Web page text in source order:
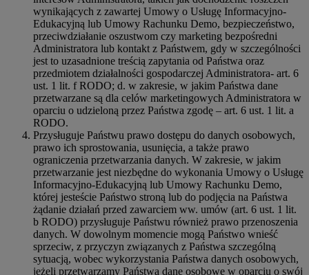
wynikających z zawartej Umowy o Usługę Informacyjno-
Edukacyjną lub Umowy Rachunku Demo, bezpieczeństwo,
przeciwdziałanie oszustwom czy marketing bezpośredni
Administratora lub kontakt z Państwem, gdy w szczególności
jest to uzasadnione treścią zapytania od Państwa oraz
przedmiotem działalności gospodarczej Administratora- art. 6
ust. 1 lit. f RODO; d. w zakresie, w jakim Państwa dane
przetwarzane są dla celów marketingowych Administratora w
oparciu o udzieloną przez Państwa zgodę – art. 6 ust. 1 lit. a
RODO.
Przysługuje Państwu prawo dostępu do danych osobowych,
prawo ich sprostowania, usunięcia, a także prawo
ograniczenia przetwarzania danych. W zakresie, w jakim
przetwarzanie jest niezbędne do wykonania Umowy o Usługę
Informacyjno-Edukacyjną lub Umowy Rachunku Demo,
której jesteście Państwo stroną lub do podjęcia na Państwa
żądanie działań przed zawarciem ww. umów (art. 6 ust. 1 lit.
b RODO) przysługuje Państwu również prawo przenoszenia
danych. W dowolnym momencie mogą Państwo wnieść
sprzeciw, z przyczyn związanych z Państwa szczególną
sytuacją, wobec wykorzystania Państwa danych osobowych,
jeżeli przetwarzamy Państwa dane osobowe w oparciu o swój